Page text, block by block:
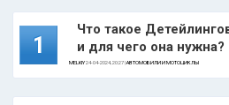
1
Что такое
и для чего она нужна?
MELKIY24-04-2024, 20:27 |АВТОМОБИЛИ И МОТОЦИКЛЫ